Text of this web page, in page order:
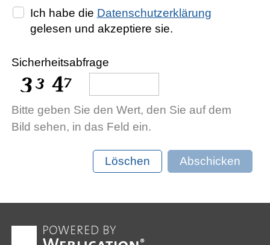
Ich habe die Datenschutzerklärung
gelesen und akzeptiere sie.
Sicherheitsabfrage
Bitte geben Sie den Wert, den Sie auf dem
Bild sehen, in das Feld ein.
Löschen Abschicken